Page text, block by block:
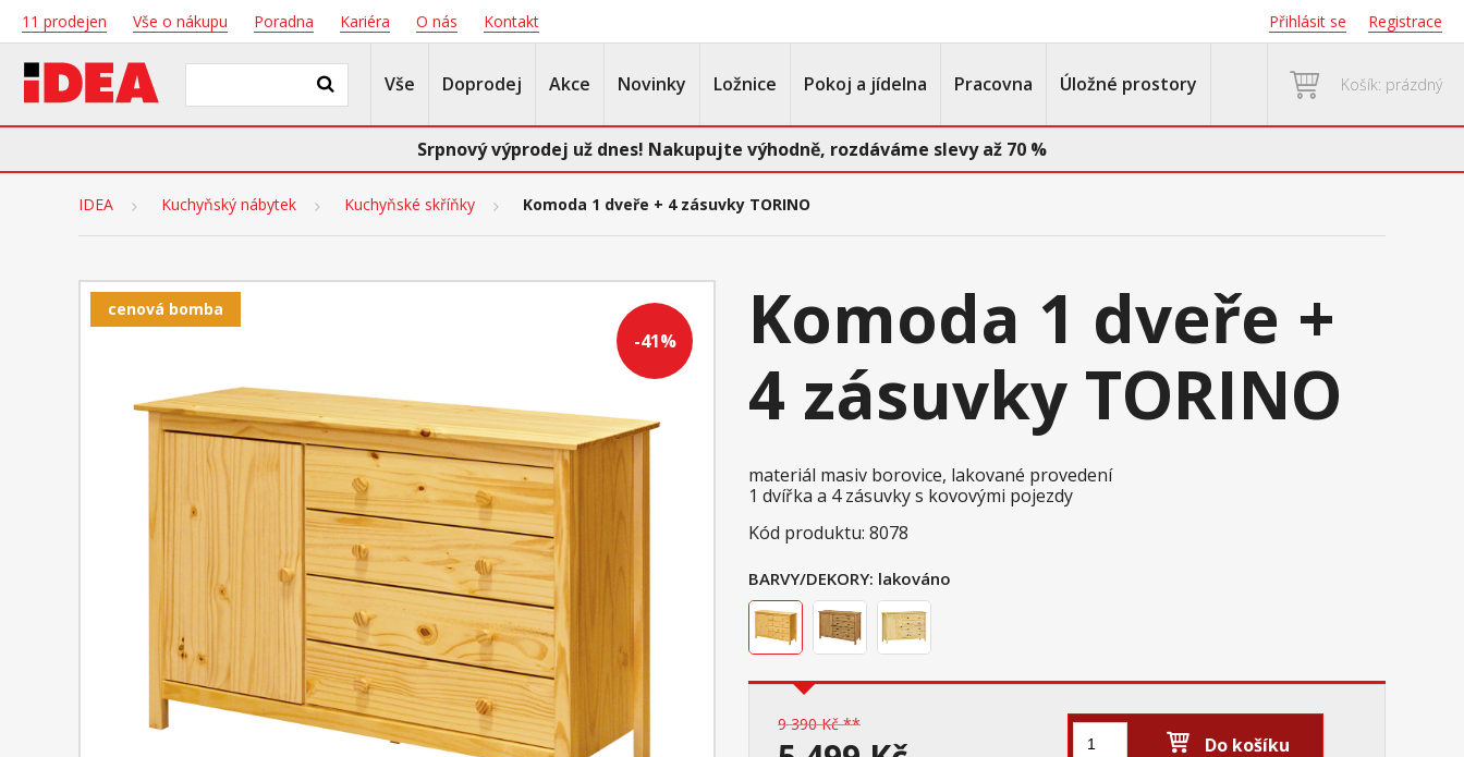
11 prodejen Vše o nákupu Poradna Kariéra O nás Kontakt Přihlásit se Registrace
Vše Doprodej Akce Novinky Ložnice Pokoj a jídelna Pracovna Úložné prostory Košík: prázdný
Srpnový výprodej už dnes! Nakupujte výhodně, rozdáváme slevy až 70 %
IDEA Kuchyňský nábytek Kuchyňské skříňky Komoda 1 dveře + 4 zásuvky TORINO
-41%
cenová bomba
Komoda 1 dveře +
4 zásuvky TORINO
materiál masiv borovice, lakované provedení
1 dvířka a 4 zásuvky s kovovými pojezdy
Kód produktu: 8078
BARVY/DEKORY: lakováno
9 390 Kč **
Do košíku